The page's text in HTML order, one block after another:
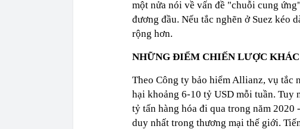
một nửa nói về vấn đề "chuỗi cung
đương đầu. Nếu tắc nghẽn ở Suez kéo
rộng hơn.
NHỮNG ĐIỂM CHIẾN LƯỢC
Theo Công ty bảo hiểm Allianz, vụ tắc
hại khoảng 6-10 tỷ USD mỗi tuần. Tuy
tỷ tấn hàng hóa đi qua trong năm
duy nhất trong thương mại thế giới.